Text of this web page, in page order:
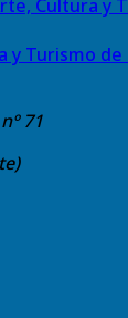
y Turismo de
71